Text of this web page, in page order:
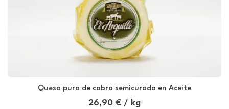
Queso puro de cabra semicurado en Aceite
26,90 € / kg